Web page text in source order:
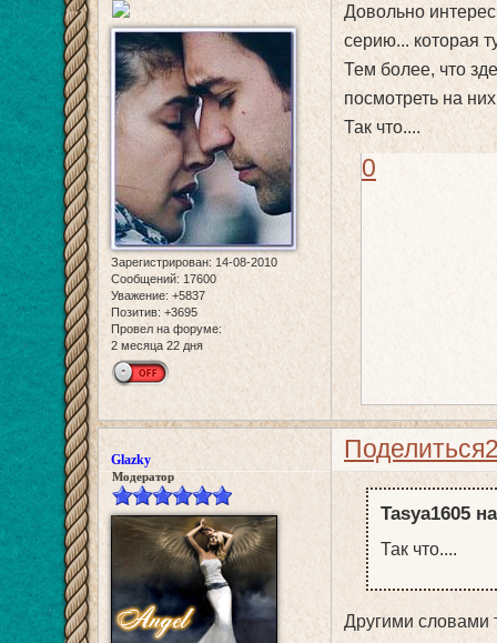
Зарегистрирован: 14-08-2010
Сообщений: 17600
Уважение: +5837
Позитив: +3695
Провел на форуме:
2 месяца 22 дня
Довольно
серию... которая
Тем более, что
посмотреть на
Так что....
0
Поделиться
Glazky
Модератор
Tasya1605
Так что....
Другими словами